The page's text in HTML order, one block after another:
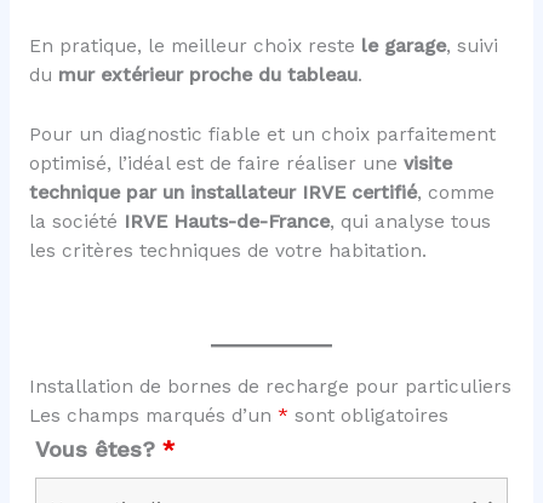
En pratique, le meilleur choix reste le garage, suivi
du mur extérieur proche du tableau.
Pour un diagnostic fiable et un choix parfaitement
optimisé, l’idéal est de faire réaliser une visite
technique par un installateur IRVE certifié, comme
la société IRVE Hauts-de-France, qui analyse tous
les critères techniques de votre habitation.
Installation de bornes de recharge pour particuliers
Les champs marqués d’un * sont obligatoires
Vous êtes? *